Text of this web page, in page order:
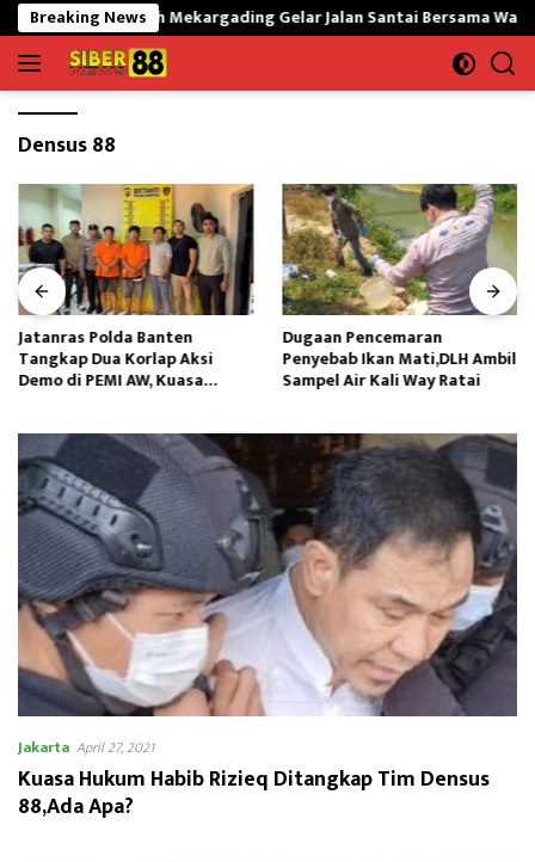
Langsung
ke
konten
Breaking News
Hidayah Mekargading Gelar Jalan Santai Bersama Warga dan
Densus 88
Jatanras Polda Banten
Tangkap Dua Korlap Aksi
Demo di PEMI AW, Kuasa
Dugaan Pencemaran
Penyebab Ikan Mati,DLH Ambil
Sampel Air Kali Way Ratai
Jakarta April 27, 2021
Kuasa Hukum Habib Rizieq Ditangkap Tim Densus
88,Ada Apa?